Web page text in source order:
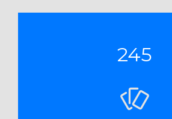
245